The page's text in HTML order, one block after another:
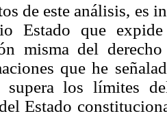
de este análisis, es
Estado que
misma del
que he
supera los límites
Estado